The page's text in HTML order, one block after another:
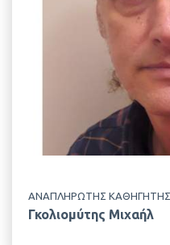
ΑΝΑΠΛΗΡΩΤΗΣ ΚΑΘΗΓΗΤΗΣ
Γκολιομύτης Μιχαήλ
Κτίριο